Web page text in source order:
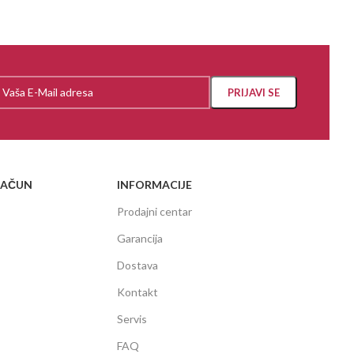
INFORMACIJE
Prodajni centar
Garancija
Dostava
Kontakt
Servis
FAQ